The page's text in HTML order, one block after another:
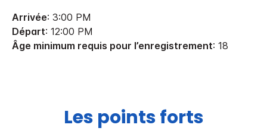
Arrivée: 3:00 PM
Départ: 12:00 PM
Âge minimum requis pour l’enregistrement: 18
Les points forts